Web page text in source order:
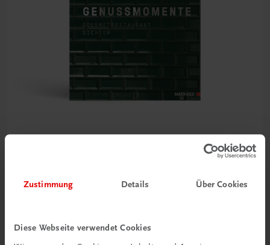
Zustimmung Details Über Cookies
Diese Webseite verwendet Cookies